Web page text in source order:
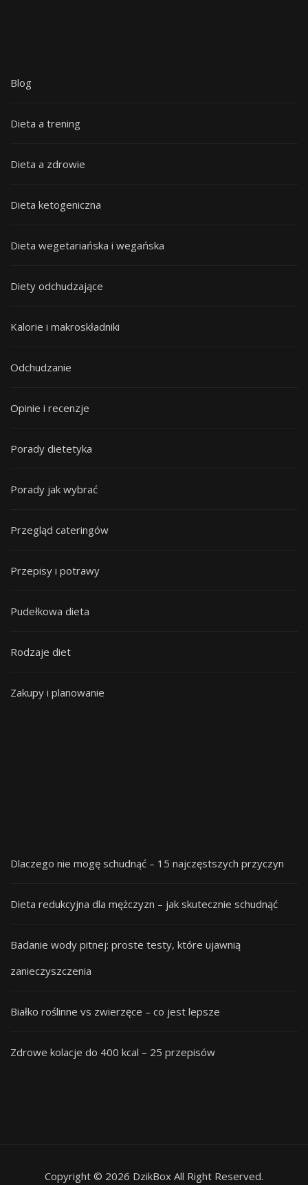
Blog
Dieta a trening
Dieta a zdrowie
Dieta ketogeniczna
Dieta wegetariańska i wegańska
Diety odchudzające
Kalorie i makroskładniki
Odchudzanie
Opinie i recenzje
Porady dietetyka
Porady jak wybrać
Przegląd cateringów
Przepisy i potrawy
Pudełkowa dieta
Rodzaje diet
Zakupy i planowanie
Dlaczego nie mogę schudnąć – 15 najczęstszych przyczyn
Dieta redukcyjna dla mężczyzn – jak skutecznie schudnąć
Badanie wody pitnej: proste testy, które ujawnią
zanieczyszczenia
Białko roślinne vs zwierzęce – co jest lepsze
Zdrowe kolacje do 400 kcal – 25 przepisów
Copyright © 2026 DzikBox All Right Reserved.